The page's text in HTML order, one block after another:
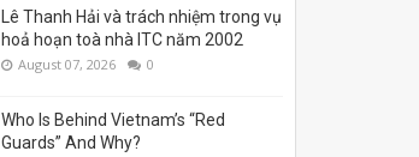
Lê Thanh Hải và trách nhiệm trong vụ
hoả hoạn toà nhà ITC năm 2002
August 07, 2026 0
Who Is Behind Vietnam’s “Red
Guards” And Why?